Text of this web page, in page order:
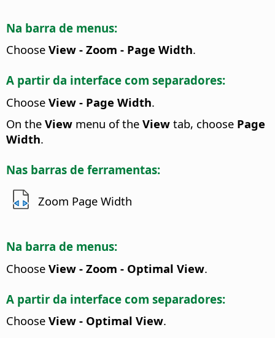
Na barra de menus:
Choose View - Zoom - Page Width.
A partir da interface com separadores:
Choose View - Page Width.
On the View menu of the View tab, choose Page
Width.
Nas barras de ferramentas:
Zoom Page Width
Na barra de menus:
Choose View - Zoom - Optimal View.
A partir da interface com separadores:
Choose View - Optimal View.